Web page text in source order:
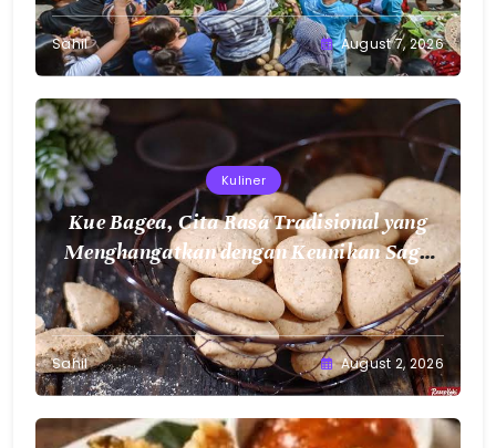
Sahil August 7, 2026
Kuliner
Kue Bagea, Cita Rasa Tradisional yang
Menghangatkan dengan Keunikan Sagu
Nusantara
Sahil August 2, 2026